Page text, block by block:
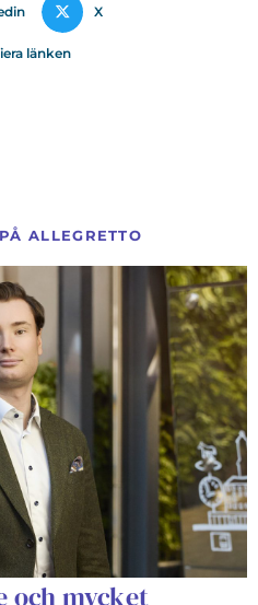
X
länken
ALLEGRETTO
och mycket